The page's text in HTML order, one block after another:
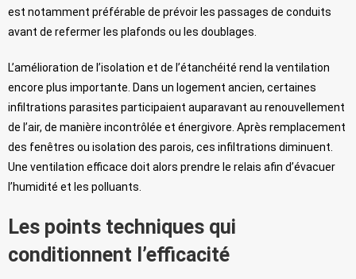
est notamment préférable de prévoir les passages de conduits
avant de refermer les plafonds ou les doublages.
L’amélioration de l’isolation et de l’étanchéité rend la ventilation
encore plus importante. Dans un logement ancien, certaines
infiltrations parasites participaient auparavant au renouvellement
de l’air, de manière incontrôlée et énergivore. Après remplacement
des fenêtres ou isolation des parois, ces infiltrations diminuent.
Une ventilation efficace doit alors prendre le relais afin d’évacuer
l’humidité et les polluants.
Les points techniques qui
conditionnent l’efficacité